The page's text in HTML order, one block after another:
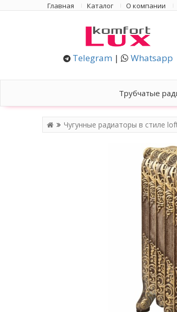
Главная Каталог О компании
Telegram | Whatsapp
Трубчатые
Чугунные радиаторы в стиле